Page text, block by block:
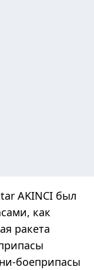
AKINCI был
как
ракета
боеприпасы